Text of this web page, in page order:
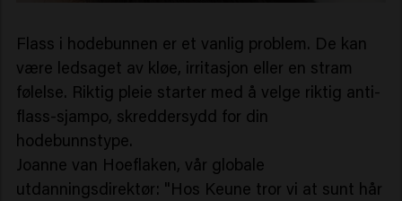
Flass i hodebunnen er et vanlig problem. De kan
være ledsaget av kløe, irritasjon eller en stram
følelse. Riktig pleie starter med å velge riktig anti-
flass-sjampo, skreddersydd for din
hodebunnstype.
Joanne van Hoeflaken, vår globale
utdanningsdirektør: "Hos Keune tror vi at sunt hår